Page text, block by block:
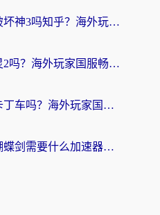
欧洲可以打暗黑破坏神3吗知乎？海外玩家国服游戏加速终极指南
在国外可以玩剑灵2吗？海外玩家国服畅玩终极指南（附永恒之塔明日方舟加速方案）
欧洲可以玩跑跑卡丁车吗？海外玩家国服游戏畅玩终极指南（附QQ炫舞剑网3解决方案）
人在国外玩流星蝴蝶剑需要什么加速器？老玩家亲测的终极解决方案